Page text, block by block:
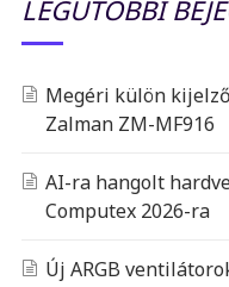
LEGUTÓBBI
Megéri külön
Zalman ZM-MF916
AI-ra hangolt
Computex 2026-ra
Új ARGB